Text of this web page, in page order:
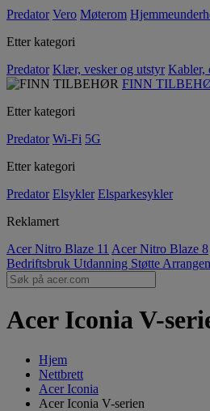
Predator Vero Møterom
Etter kategori
Predator Klær, vesker og utstyr Kabler,
FINN
Etter kategori
Predator Wi-Fi 5G
Etter kategori
Predator Elsykler Elsparkesykler
Reklamert
Acer Nitro Blaze 11 Acer Nitro Blaze 8
Bedriftsbruk Utdanning Støtte
Acer Iconia V-
Hjem
Nettbrett
Acer Iconia
Acer Iconia V-serien